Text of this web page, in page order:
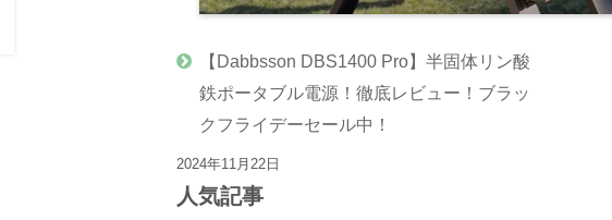
【Dabbsson DBS1400 Pro】半固体リン酸
鉄ポータブル電源！徹底レビュー！ブラッ
クフライデーセール中！
2024年11月22日
人気記事